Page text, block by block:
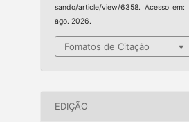
sando/article/view/6358. Acesso em:
ago. 2026.
Fomatos de Citação
EDIÇÃO